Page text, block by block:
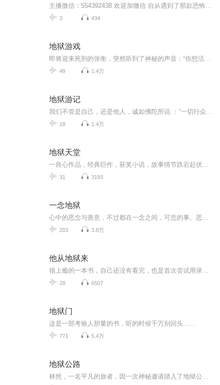
3 434
地狱游戏
49 1.4万
地狱游记
18 1.4万
地狱天堂
31 3193
一念地狱
203 3.8万
他从地狱来
28 6507
地狱门
这是一部考验人胆量的书，听的时候千万别回头......
771 5.4万
地狱公路